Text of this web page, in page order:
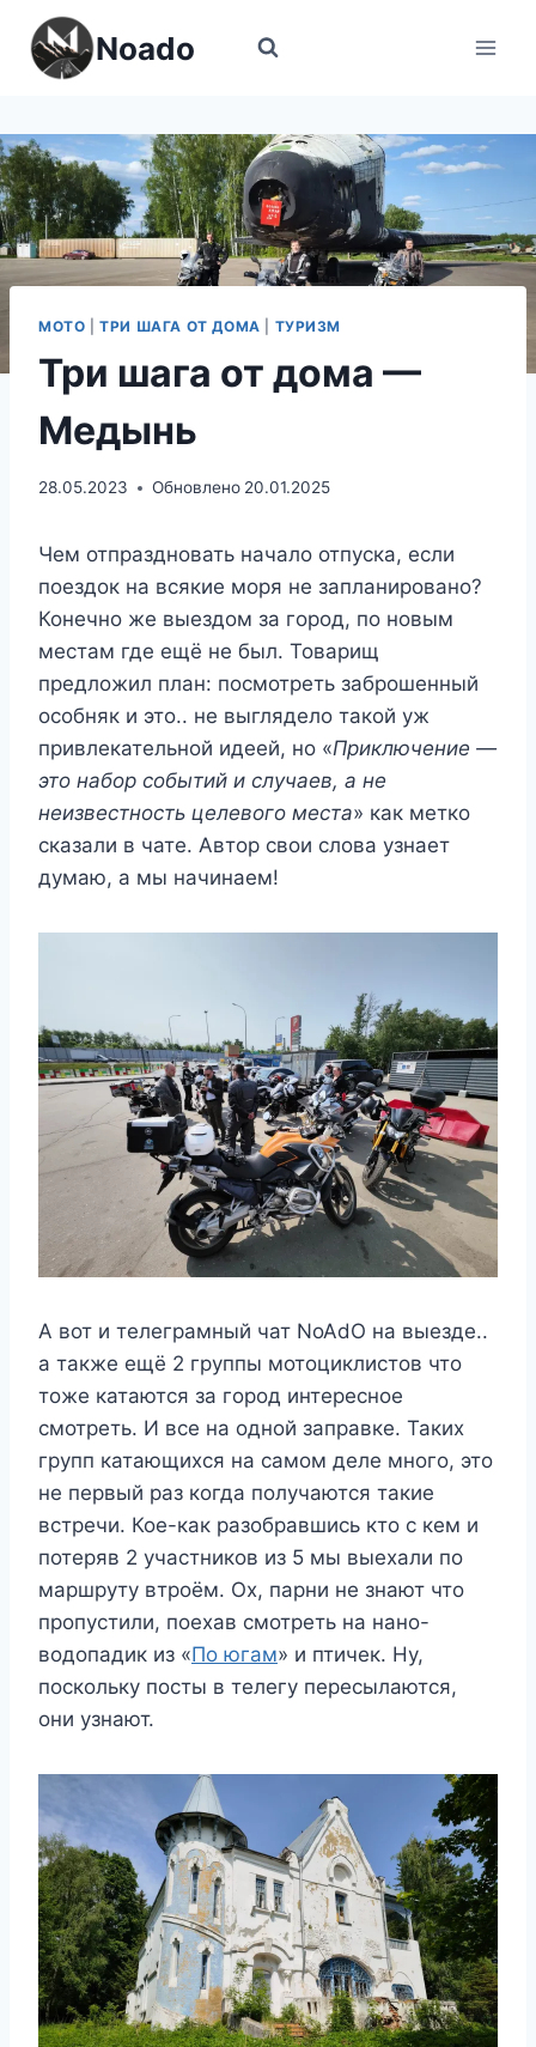
Перейти
содержимому
Noado
МОТО |ТРИ ШАГА ОТ ДОМА ТУРИЗМ
Три шага от дома —
Медынь
28.05.2023 Обновлено 20.01.2025
Чем отпраздновать начало отпуска, если
поездок на всякие моря не запланировано?
Конечно же выездом за город, по новым
местам где ещё не был. Товарищ
предложил план: посмотреть заброшенный
особняк и это.. не выглядело такой уж
привлекательной идеей, но «Приключение —
это набор событий и случаев, а не
неизвестность целевого места» как метко
сказали в чате. Автор свои слова узнает
думаю, а мы начинаем!
А вот и телеграмный чат NoAdO на выезде..
а также ещё 2 группы мотоциклистов что
тоже катаются за город интересное
смотреть. И все на одной заправке. Таких
групп катающихся на самом деле много, это
не первый раз когда получаются такие
встречи. Кое-как разобравшись кто с кем и
потеряв 2 участников из 5 мы выехали по
маршруту втроём. Ох, парни не знают что
пропустили, поехав смотреть на нано-
водопадик из «По югам» и птичек. Ну,
поскольку посты в телегу пересылаются,
они узнают.